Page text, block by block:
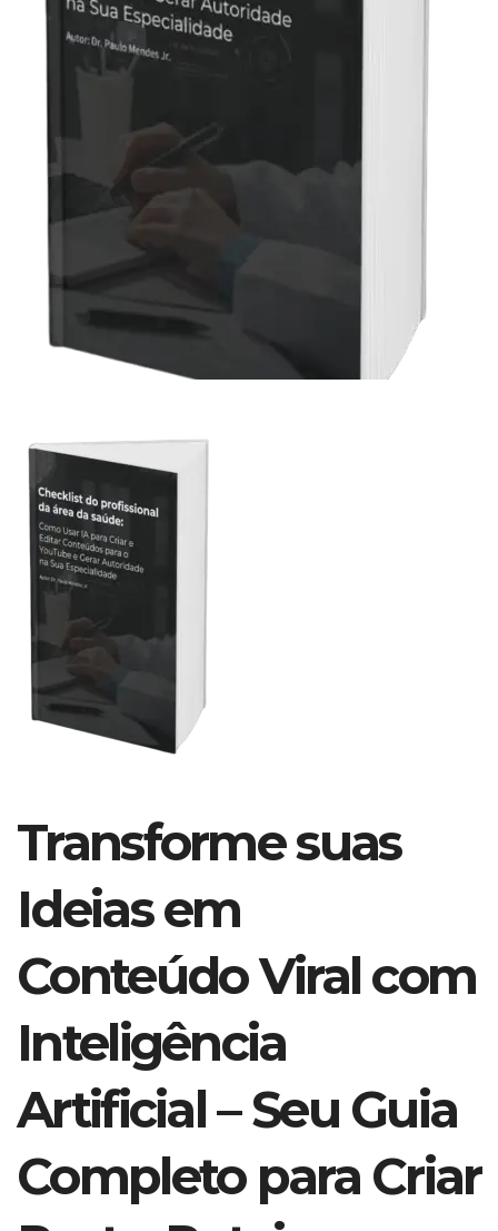
Transforme suas
Ideias em
Conteúdo Viral com
Inteligência
Artificial – Seu Guia
Completo para Criar